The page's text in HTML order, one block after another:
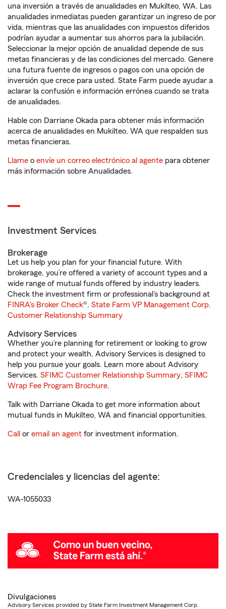
una inversión a través de anualidades en Mukilteo, WA. Las
anualidades inmediatas pueden garantizar un ingreso de por
vida, mientras que las anualidades con impuestos diferidos
podrían ayudar a aumentar sus ahorros para la jubilación.
Seleccionar la mejor opción de anualidad depende de sus
metas financieras y de las condiciones del mercado. Genere
una futura fuente de ingresos o pagos con una opción de
inversión que crece para usted. State Farm puede ayudar a
aclarar la confusión e información errónea cuando se trata
de anualidades.
Hable con Darriane Okada para obtener más información
acerca de anualidades en Mukilteo, WA que respalden sus
metas financieras.
Llame o envíe un correo electrónico al agente para obtener
más información sobre Anualidades.
Investment Services
Brokerage
Let us help you plan for your financial future. With
brokerage, you’re offered a variety of account types and a
wide range of mutual funds offered by industry leaders.
Check the investment firm or professional’s background at
FINRA's Broker Check®. State Farm VP Management Corp.
Customer Relationship Summary
Advisory Services
Whether you’re planning for retirement or looking to grow
and protect your wealth, Advisory Services is designed to
help you pursue your goals. Learn more about Advisory
Services. SFIMC Customer Relationship Summary, SFIMC
Wrap Fee Program Brochure.
Talk with Darriane Okada to get more information about
mutual funds in Mukilteo, WA and financial opportunities.
Call or email an agent for investment information.
Credenciales y licencias del agente:
WA-1055033
Divulgaciones
Advisory Services provided by State Farm Investment Management Corp.